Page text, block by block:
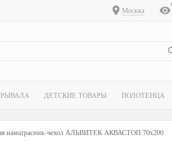
Москва
ДЕТСКИЕ ТОВАРЫ ПОЛОТЕНЦА
наматрасник-чехол АЛЬВИТЕК АКВАСТОП 70х200